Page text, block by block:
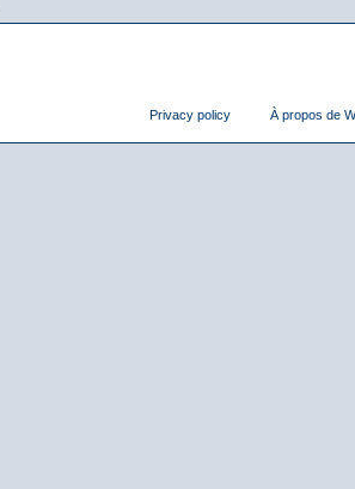
Privacy policy À propos de